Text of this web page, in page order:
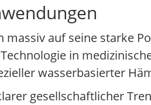
auf seine starke
in
wasserbasierter
gesellschaftlicher